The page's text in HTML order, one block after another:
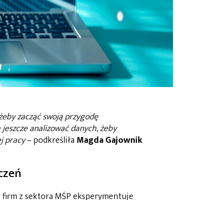
zacząć swoją przygodę
analizować danych, żeby
pracy– podkreśliła Magda Gajownik
z sektora MŚP eksperymentuje